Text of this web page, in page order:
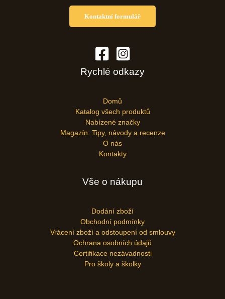
Kontaktní formulář
Rychlé odkazy
Domů
Katalog všech produktů
Nabízené značky
Magazín: Tipy, návody a recenze
O nás
Kontakty
Vše o nákupu
Dodání zboží
Obchodní podmínky
Vrácení zboží a odstoupení od smlouvy
Ochrana osobních údajů
Certifikace nezávadnosti
Pro školy a školky